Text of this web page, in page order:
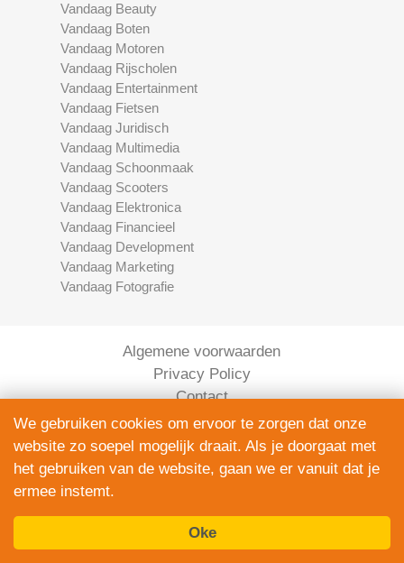
Vandaag Beauty
Vandaag Boten
Vandaag Motoren
Vandaag Rijscholen
Vandaag Entertainment
Vandaag Fietsen
Vandaag Juridisch
Vandaag Multimedia
Vandaag Schoonmaak
Vandaag Scooters
Vandaag Elektronica
Vandaag Financieel
Vandaag Development
Vandaag Marketing
Vandaag Fotografie
Algemene voorwaarden
Privacy Policy
Contact
Bedrijven Inlog
We gebruiken cookies om ervoor te zorgen dat onze
website zo soepel mogelijk draait. Als je doorgaat met
het gebruiken van de website, gaan we er vanuit dat je
ermee instemt.
Oke